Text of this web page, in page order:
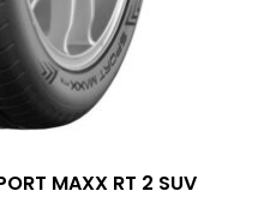
MAXX RT 2 SUV